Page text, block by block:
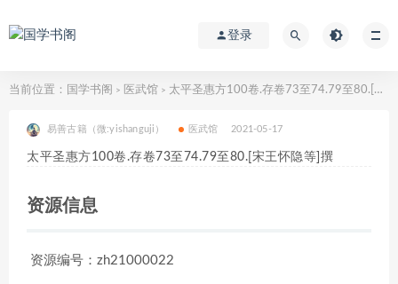
登录
当前位置： 国学书阁 > 医武馆 > 太平圣惠方100卷.存卷73至74.79至80.[宋王怀隐等]撰
易善古籍（微:yishanguji） 医武馆 2021-05-17
太平圣惠方100卷.存卷73至74.79至80.[宋王怀隐等]撰
资源信息
资源编号：zh21000022